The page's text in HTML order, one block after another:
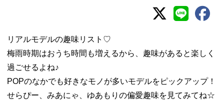
リアルモデルの趣味リスト♡
梅雨時期はおうち時間も増えるから、趣味があると楽しく
過ごせるよね♪
POPのなかでも好きなモノが多いモデルをピックアップ！
せらぴー、みあにゃ、ゆあもりの偏愛趣味を見てみてね☆